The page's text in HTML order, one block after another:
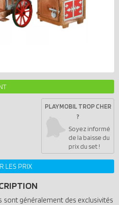
PLAYMOBIL TROP CHER
?
Soyez informé
de la baisse du
prix du set !
LES PRIX
généralement des exclusivités